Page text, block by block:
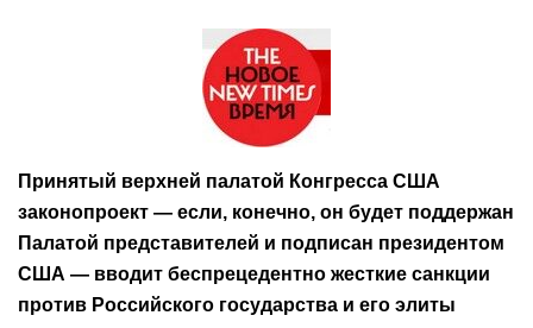
Принятый верхней палатой Конгресса США
законопроект — если, конечно, он будет поддержан
Палатой представителей и подписан президентом
США — вводит беспрецедентно жесткие санкции
против Российского государства и его элиты